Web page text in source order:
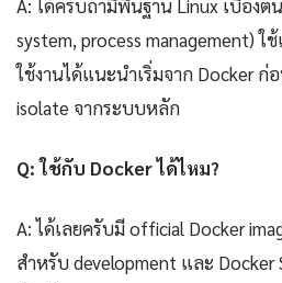
A: ได้ครับถ้ามีพื้นฐาน Linux เบื้องต้
system, process management) ใ
ใช้งานได้แนะนำเริ่มจาก Docker ก่
isolate จากระบบหลัก
Q: ใช้กับ Docker ได้ไหม?
A: ได้เลยครับมี official Docker
สำหรับ development และ Docker